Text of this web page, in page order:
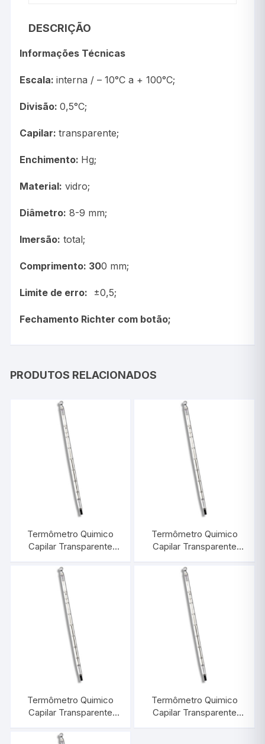
DESCRIÇÃO
Informações Técnicas
Escala:interna / – 10°C a + 100°C;
Divisão:0,5°C;
Capilar:transparente;
Enchimento: Hg;
Material: vidro;
Diâmetro: 8-9 mm;
Imersão: total;
Comprimento: 300 mm;
Limite de erro: ±0,5;
Fechamento Richter com botão;
PRODUTOS RELACIONADOS
Termômetro Quimico
Capilar Transparente
INCOTERM 5076
Termômetro Quimico
Capilar Transparente
INCOTERM 5078.1
Termômetro Quimico
Capilar Transparente
INCOTERM 5075
Termômetro Quimico
Capilar Transparente